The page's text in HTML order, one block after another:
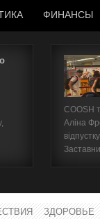
ФИНАНСЫ
COOSH
Аліна
ЗДОРОВЬЕ